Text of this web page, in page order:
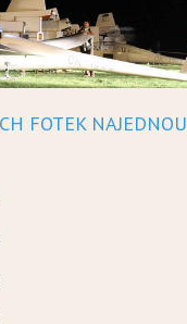
FOTEK NAJEDNOU